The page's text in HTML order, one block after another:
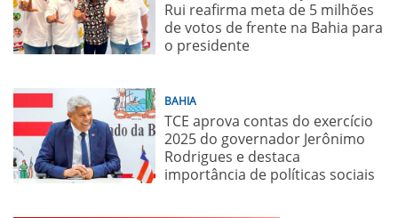
Rui reafirma meta de 5 milhões
de votos de frente na Bahia para
o presidente
BAHIA
TCE aprova contas do exercício
2025 do governador Jerônimo
Rodrigues e destaca
importância de políticas sociais